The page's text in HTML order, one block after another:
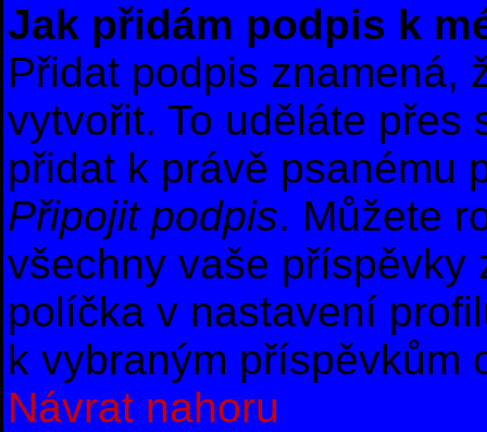
Jak přidám podpis k
Přidat podpis znamená,
vytvořit. To uděláte přes
přidat k právě psanému
Připojit podpis. Můžete
všechny vaše příspěvky
políčka v nastavení
k vybraným příspěvkům
Návrat nahoru